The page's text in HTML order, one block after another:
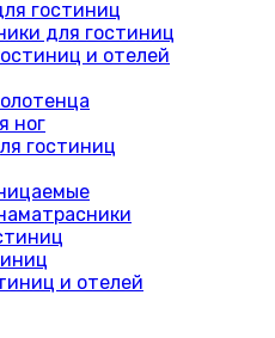
гостиниц
для гостиниц
и отелей
ног
гостиниц
и отелей